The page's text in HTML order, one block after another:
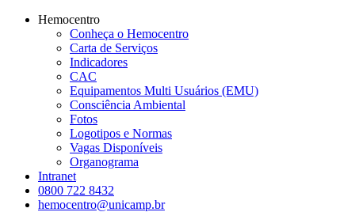
Conteúdo principal
Hemocentro
Conheça o Hemocentro
Carta de Serviços
Indicadores
CAC
Equipamentos Multi Usuários (EMU)
Consciência Ambiental
Fotos
Logotipos e Normas
Vagas Disponíveis
Organograma
Intranet
0800 722 8432
hemocentro@unicamp.br